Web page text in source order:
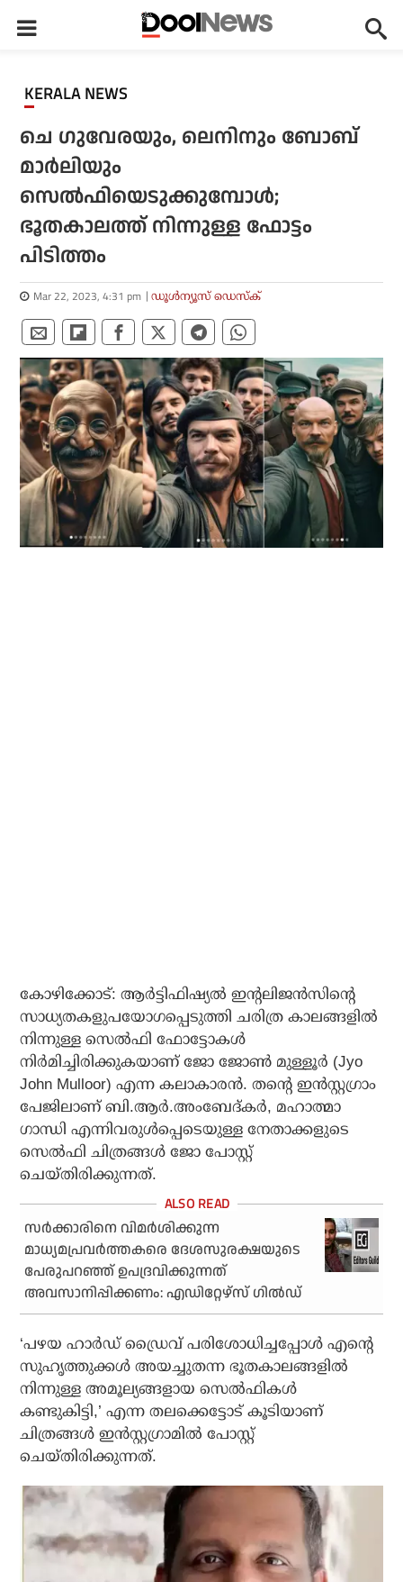
KERALA NEWS
ചെ ഗുവേരയും, ലെനിനും ബോബ്
മാര്‍ലിയും
സെല്‍ഫിയെടുക്കുമ്പോള്‍;
ഭൂതകാലത്ത് നിന്നുള്ള ഫോട്ടം
പിടിത്തം
Mar 22, 2023, 4:31 pm ഡൂള്‍ന്യൂസ് ഡെസ്‌ക്
കോഴിക്കോട്: ആര്‍ട്ടിഫിഷ്യല്‍ ഇന്റലിജന്‍സിന്റെ
സാധ്യതകളുപയോഗപ്പെടുത്തി ചരിത്ര കാലങ്ങളില്‍
നിന്നുള്ള സെല്‍ഫി ഫോട്ടോകള്‍
നിര്‍മിച്ചിരിക്കുകയാണ് ജോ ജോണ്‍ മുള്ളൂര്‍ (Jyo
John Mulloor) എന്ന കലാകാരന്‍. തന്റെ ഇന്‍സ്റ്റഗ്രാം
പേജിലാണ് ബി.ആര്‍.അംബേദ്കര്‍, മഹാത്മാ
ഗാന്ധി എന്നിവരുള്‍പ്പെടെയുള്ള നേതാക്കളുടെ
സെല്‍ഫി ചിത്രങ്ങള്‍ ജോ പോസ്റ്റ്
ചെയ്തിരിക്കുന്നത്.
സര്‍ക്കാരിനെ വിമര്‍ശിക്കുന്ന
മാധ്യമപ്രവര്‍ത്തകരെ ദേശസുരക്ഷയുടെ
പേരുപറഞ്ഞ് ഉപദ്രവിക്കുന്നത്
അവസാനിപ്പിക്കണം: എഡിറ്റേഴ്‌സ് ഗില്‍ഡ്
‘പഴയ ഹാര്‍ഡ് ഡ്രൈവ് പരിശോധിച്ചപ്പോള്‍ എന്റെ
സുഹൃത്തുക്കള്‍ അയച്ചുതന്ന ഭൂതകാലങ്ങളില്‍
നിന്നുള്ള അമൂല്യങ്ങളായ സെല്‍ഫികള്‍
കണ്ടുകിട്ടി,’ എന്ന തലക്കെട്ടോട് കൂടിയാണ്
ചിത്രങ്ങള്‍ ഇന്‍സ്റ്റഗ്രാമില്‍ പോസ്റ്റ്
ചെയ്തിരിക്കുന്നത്.